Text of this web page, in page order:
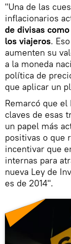
"Una de las
inflacionarios
de divisas
los viajeros.
aumenten su
a la moneda
política de
que aplicar un
Remarcó que el
claves de esas
un papel más
positivas o que
incentivar que
internas para
nueva Ley de
es de 2014".